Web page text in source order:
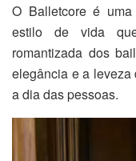
O Balletcore é
estilo de vida
romantizada dos
elegância e a
a dia das pessoas.